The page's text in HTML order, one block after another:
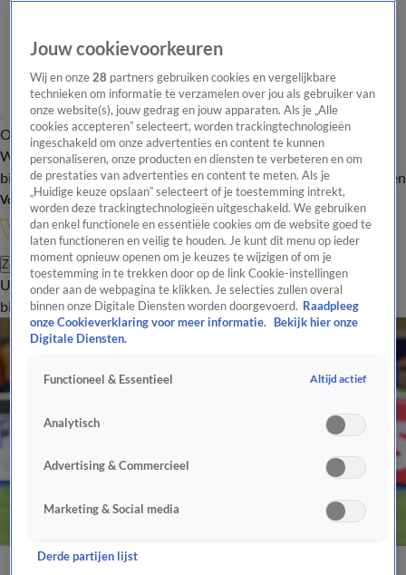
Overzicht Onze programma's Uitzendingen Onze gezichten
In de
WandelgangenInterviewsUitzending
bijwonenPodcastShopVeelgestelde vragenKijkersvraag insturen
Volg Vandaag Inside
Zoeken
UitzendingenVandaag InsideDe OranjezomerShopUitzending
bijwonen
Jouw cookievoorkeuren
Wij en onze28 partners gebruiken cookies en vergelijkbare
technieken om informatie te verzamelen over jou als gebruiker van
onze website(s), jouw gedrag en jouw apparaten. Als je „Alle
cookies accepteren” selecteert, worden trackingtechnologieën
ingeschakeld om onze advertenties en content te kunnen
personaliseren, onze producten en diensten te verbeteren en om
de prestaties van advertenties en content te meten. Als je
„Huidige keuze opslaan” selecteert of je toestemming intrekt,
worden deze trackingtechnologieën uitgeschakeld. We gebruiken
dan enkel functionele en essentiële cookies om de website goed te
laten functioneren en veilig te houden. Je kunt dit menu op ieder
moment opnieuw openen om je keuzes te wijzigen of om je
toestemming in te trekken door op de link Cookie-instellingen
onder aan de webpagina te klikken. Je selecties zullen overal
binnen onze Digitale Diensten worden doorgevoerd. Raadpleeg
onze Cookieverklaring voor meer informatie.
Bekijk hier onze
Digitale Diensten.
Functioneel & Essentieel Altijd actief
Analytisch
Advertising & Commercieel
Marketing & Social media
Derde partijen lijst